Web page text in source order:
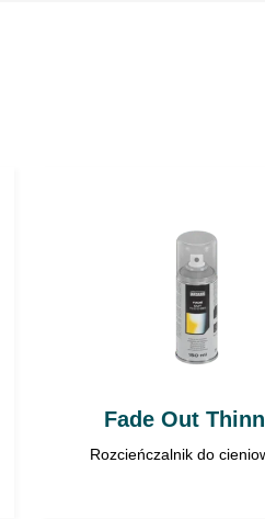
Preparat bardzo
(ochrona dróg
: Opary są
Fade Out
Rozcieńczalnik do